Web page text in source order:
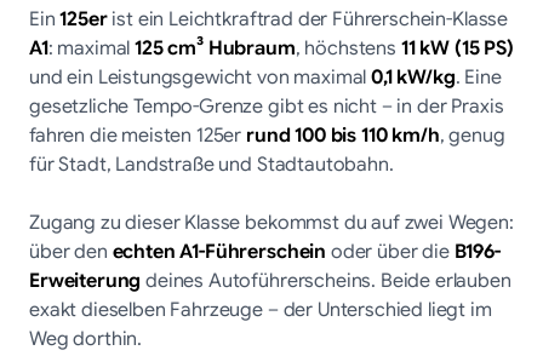
Ein125erist ein Leichtkraftrad der Führerschein-Klasse
A1: maximal125 cm³ Hubraum, höchstens11 kW (15 PS)
und ein Leistungsgewicht von maximal0,1 kW/kg. Eine
gesetzliche Tempo-Grenze gibt es nicht – in der Praxis
fahren die meisten 125errund 100 bis 110 km/h, genug
für Stadt, Landstraße und Stadtautobahn.
Zugang zu dieser Klasse bekommst du auf zwei Wegen:
über denechten A1-Führerscheinoder über dieB196-
Erweiterungdeines Autoführerscheins. Beide erlauben
exakt dieselben Fahrzeuge – der Unterschied liegt im
Weg dorthin.